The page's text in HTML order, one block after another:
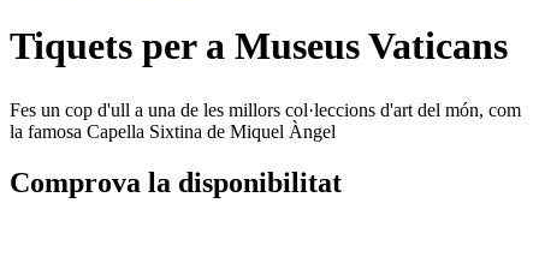
Tiquets per a Museus Vaticans
Fes un cop d'ull a una de les millors col·leccions d'art del món, com
la famosa Capella Sixtina de Miquel Àngel
Comprova la disponibilitat